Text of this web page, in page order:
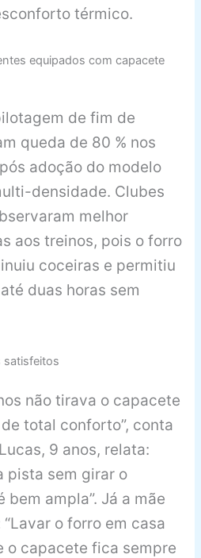
térmico.
equipados com capacete
de fim de
queda de 80 % nos
adoção do modelo
densidade. Clubes
melhor
aos treinos, pois o forro
coceiras e permitiu
duas horas sem
satisfeitos
não tirava o capacete
total conforto”, conta
9 anos, relata:
pista sem girar o
bem ampla”. Já a mãe
o forro em casa
o capacete fica sempre